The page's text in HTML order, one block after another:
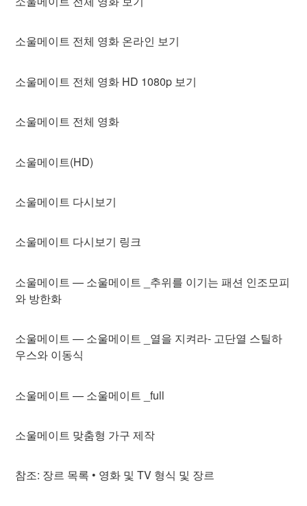
소울메이트 전체 영화 온라인 보기
소울메이트 전체 영화 HD 1080p 보기
소울메이트 전체 영화
소울메이트(HD)
소울메이트 다시보기
소울메이트 다시보기 링크
소울메이트 — 소울메이트 _추위를 이기는 패션 인조모피
와 방한화
소울메이트 — 소울메이트 _열을 지켜라- 고단열 스틸하
우스와 이동식
소울메이트 — 소울메이트 _full
소울메이트 맞춤형 가구 제작
참조: 장르 목록 • 영화 및 TV 형식 및 장르